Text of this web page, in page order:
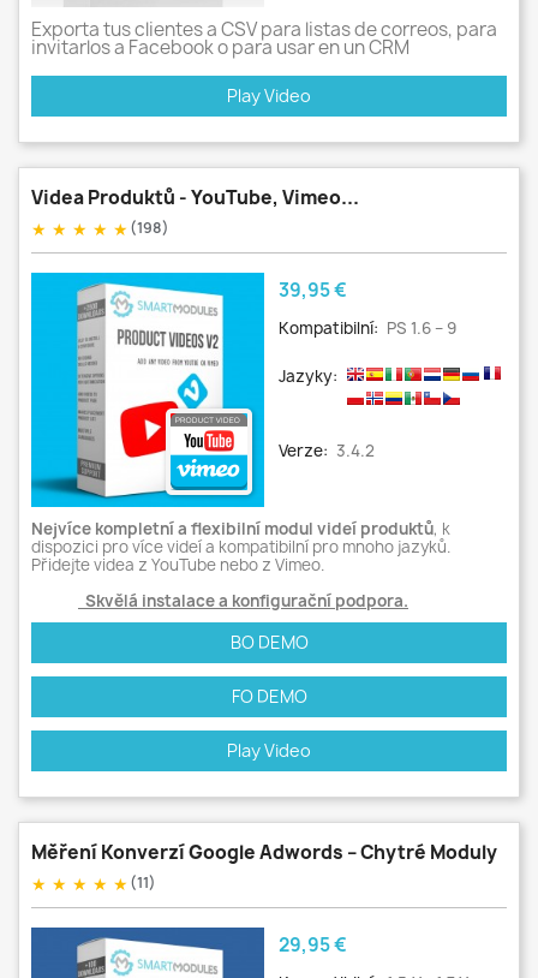
Exporta tus clientes a CSV para listas de correos, para
invitarlos a Facebook o para usar en un CRM
Play Video
Videa Produktů - YouTube, Vimeo...
★ ★ ★ ★ ★(198)
Cena
39,95 €
Kompatibilní: PS 1.6 – 9
Jazyky:
Verze: 3.4.2
Nejvíce kompletní a flexibilní modul videí produktů, k
dispozici pro více videí a kompatibilní pro mnoho jazyků.
Přidejte videa z YouTube nebo z Vimeo.
Skvělá instalace a konfigurační podpora.
BO DEMO
FO DEMO
Play Video
Měření Konverzí Google Adwords – Chytré Moduly
★ ★ ★ ★ ★(11)
Cena
29,95 €